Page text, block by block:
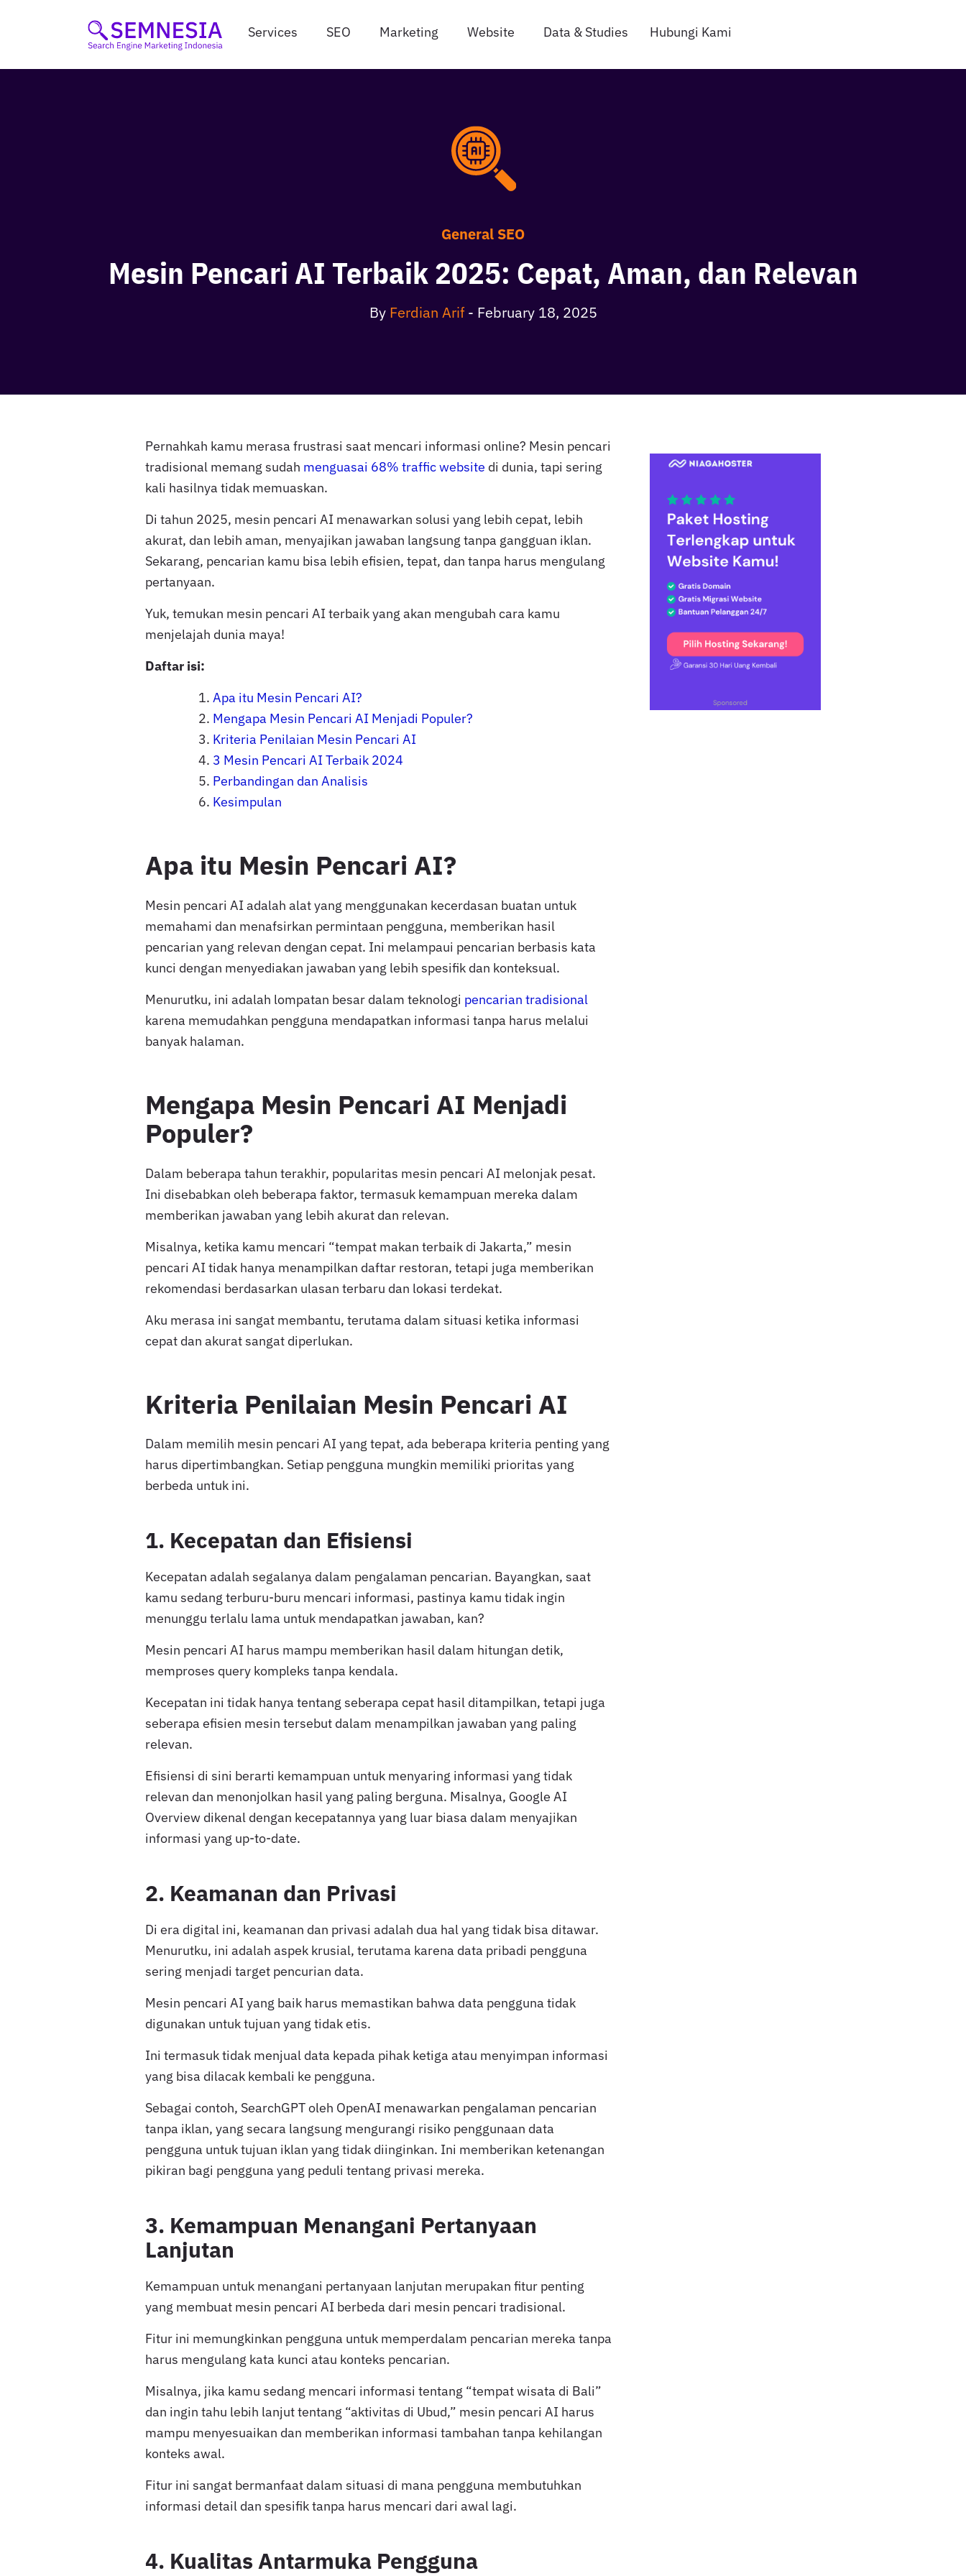
Services SEO Marketing Website Data & Studies Hubungi Kami
General SEO
Mesin Pencari AI Terbaik 2025: Cepat, Aman, dan Relevan
By Ferdian Arif - February 18, 2025
Pernahkah kamu merasa frustrasi saat mencari informasi online? Mesin pencari
tradisional memang sudah menguasai 68% traffic website di dunia, tapi sering
kali hasilnya tidak memuaskan.
Di tahun 2025, mesin pencari AI menawarkan solusi yang lebih cepat, lebih
akurat, dan lebih aman, menyajikan jawaban langsung tanpa gangguan iklan.
Sekarang, pencarian kamu bisa lebih efisien, tepat, dan tanpa harus mengulang
pertanyaan.
Yuk, temukan mesin pencari AI terbaik yang akan mengubah cara kamu
menjelajah dunia maya!
Daftar isi:
Apa itu Mesin Pencari AI?
Mengapa Mesin Pencari AI Menjadi Populer?
Kriteria Penilaian Mesin Pencari AI
3 Mesin Pencari AI Terbaik 2024
Perbandingan dan Analisis
Kesimpulan
Apa itu Mesin Pencari AI?
Mesin pencari AI adalah alat yang menggunakan kecerdasan buatan untuk
memahami dan menafsirkan permintaan pengguna, memberikan hasil
pencarian yang relevan dengan cepat. Ini melampaui pencarian berbasis kata
kunci dengan menyediakan jawaban yang lebih spesifik dan konteksual.
Menurutku, ini adalah lompatan besar dalam teknologi pencarian tradisional
karena memudahkan pengguna mendapatkan informasi tanpa harus melalui
banyak halaman.
Mengapa Mesin Pencari AI Menjadi
Populer?
Dalam beberapa tahun terakhir, popularitas mesin pencari AI melonjak pesat.
Ini disebabkan oleh beberapa faktor, termasuk kemampuan mereka dalam
memberikan jawaban yang lebih akurat dan relevan.
Misalnya, ketika kamu mencari “tempat makan terbaik di Jakarta,” mesin
pencari AI tidak hanya menampilkan daftar restoran, tetapi juga memberikan
rekomendasi berdasarkan ulasan terbaru dan lokasi terdekat.
Aku merasa ini sangat membantu, terutama dalam situasi ketika informasi
cepat dan akurat sangat diperlukan.
Kriteria Penilaian Mesin Pencari AI
Dalam memilih mesin pencari AI yang tepat, ada beberapa kriteria penting yang
harus dipertimbangkan. Setiap pengguna mungkin memiliki prioritas yang
berbeda untuk ini.
1. Kecepatan dan Efisiensi
Kecepatan adalah segalanya dalam pengalaman pencarian. Bayangkan, saat
kamu sedang terburu-buru mencari informasi, pastinya kamu tidak ingin
menunggu terlalu lama untuk mendapatkan jawaban, kan?
Mesin pencari AI harus mampu memberikan hasil dalam hitungan detik,
memproses query kompleks tanpa kendala.
Kecepatan ini tidak hanya tentang seberapa cepat hasil ditampilkan, tetapi juga
seberapa efisien mesin tersebut dalam menampilkan jawaban yang paling
relevan.
Efisiensi di sini berarti kemampuan untuk menyaring informasi yang tidak
relevan dan menonjolkan hasil yang paling berguna. Misalnya, Google AI
Overview dikenal dengan kecepatannya yang luar biasa dalam menyajikan
informasi yang up-to-date.
2. Keamanan dan Privasi
Di era digital ini, keamanan dan privasi adalah dua hal yang tidak bisa ditawar.
Menurutku, ini adalah aspek krusial, terutama karena data pribadi pengguna
sering menjadi target pencurian data.
Mesin pencari AI yang baik harus memastikan bahwa data pengguna tidak
digunakan untuk tujuan yang tidak etis.
Ini termasuk tidak menjual data kepada pihak ketiga atau menyimpan informasi
yang bisa dilacak kembali ke pengguna.
Sebagai contoh, SearchGPT oleh OpenAI menawarkan pengalaman pencarian
tanpa iklan, yang secara langsung mengurangi risiko penggunaan data
pengguna untuk tujuan iklan yang tidak diinginkan. Ini memberikan ketenangan
pikiran bagi pengguna yang peduli tentang privasi mereka.
3. Kemampuan Menangani Pertanyaan
Lanjutan
Kemampuan untuk menangani pertanyaan lanjutan merupakan fitur penting
yang membuat mesin pencari AI berbeda dari mesin pencari tradisional.
Fitur ini memungkinkan pengguna untuk memperdalam pencarian mereka tanpa
harus mengulang kata kunci atau konteks pencarian.
Misalnya, jika kamu sedang mencari informasi tentang “tempat wisata di Bali”
dan ingin tahu lebih lanjut tentang “aktivitas di Ubud,” mesin pencari AI harus
mampu menyesuaikan dan memberikan informasi tambahan tanpa kehilangan
konteks awal.
Fitur ini sangat bermanfaat dalam situasi di mana pengguna membutuhkan
informasi detail dan spesifik tanpa harus mencari dari awal lagi.
4. Kualitas Antarmuka Pengguna